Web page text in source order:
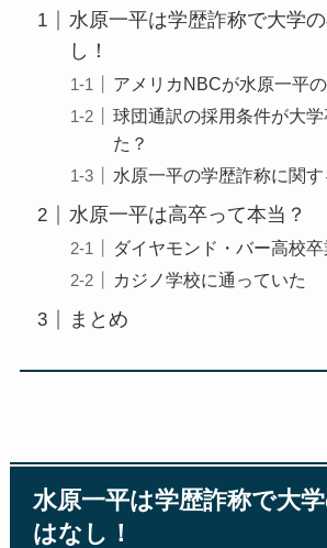
水原一平は学歴詐称で大学
し！
アメリカNBCが水原一平
球団通訳の採用条件が大
た？
水原一平の学歴詐称に関
水原一平は高卒って本当？
ダイヤモンド・バー高校卒
カジノ学校に通っていた
まとめ
水原一平は学歴詐称で大
はなし！